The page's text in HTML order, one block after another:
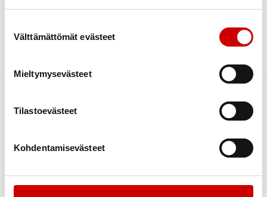
Välttämättömät evästeet
Mieltymysevästeet
Tilastoevästeet
Kohdentamisevästeet
This content requires cookies.